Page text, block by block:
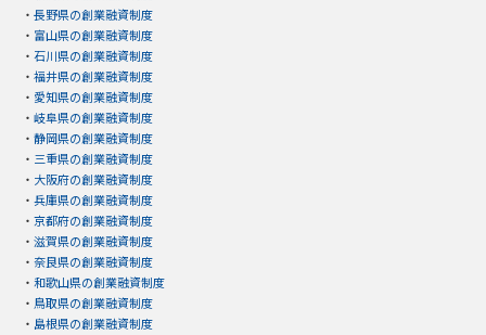
・ 長野県の創業融資制度
・ 富山県の創業融資制度
・ 石川県の創業融資制度
・ 福井県の創業融資制度
・ 愛知県の創業融資制度
・ 岐阜県の創業融資制度
・ 静岡県の創業融資制度
・ 三重県の創業融資制度
・ 大阪府の創業融資制度
・ 兵庫県の創業融資制度
・ 京都府の創業融資制度
・ 滋賀県の創業融資制度
・ 奈良県の創業融資制度
・ 和歌山県の創業融資制度
・ 鳥取県の創業融資制度
・ 島根県の創業融資制度